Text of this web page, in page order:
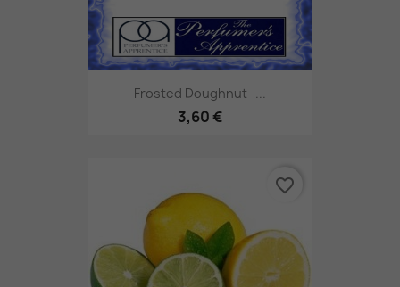
Frosted Doughnut -...
3,60 €
favorite_border